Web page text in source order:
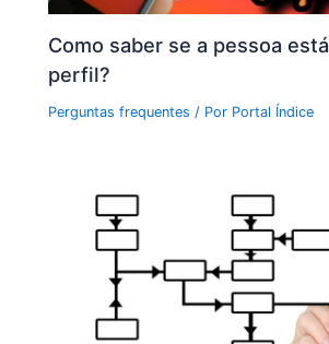
Como saber se a pessoa
perfil?
Perguntas frequentes / Por Portal Índice